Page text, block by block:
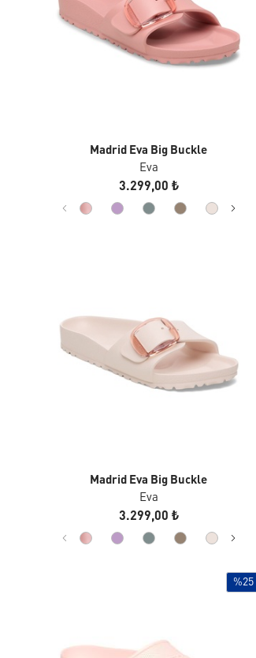
Madrid Eva Big Buckle
Eva
3.299,00 ₺
Madrid Eva Big Buckle
Eva
3.299,00 ₺
%25